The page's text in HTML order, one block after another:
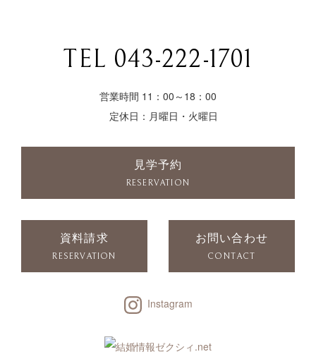
TEL 043-222-1701
営業時間 11：00～18：00
定休日：月曜日・火曜日
見学予約
RESERVATION
資料請求
RESERVATION
お問い合わせ
CONTACT
Instagram